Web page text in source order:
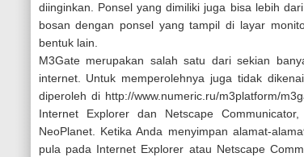
diinginkan. Ponsel yang dimiliki juga bisa lebih
bosan dengan ponsel yang tampil di layar
bentuk lain.
M3Gate merupakan salah satu dari sekian
internet. Untuk memperolehnya juga tidak
diperoleh di http://www.numeric.ru/m3platform/
Internet Explorer dan Netscape
NeoPlanet. Ketika Anda menyimpan alamat-
pula pada Internet Explorer atau Netscape